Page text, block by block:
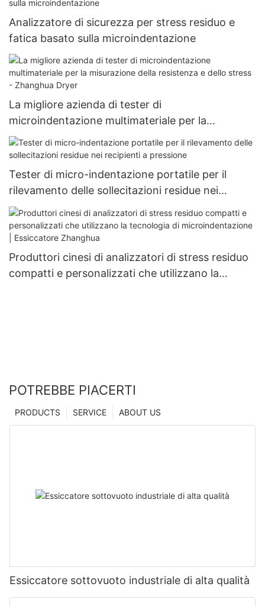
Analizzatore di sicurezza per stress residuo e
fatica basato sulla microindentazione
La migliore azienda di tester di
microindentazione multimateriale per la
misurazione della resistenza e dello stress -
Zhanghua Dryer
Tester di micro-indentazione portatile per il
rilevamento delle sollecitazioni residue nei
recipienti a pressione
Produttori cinesi di analizzatori di stress residuo
compatti e personalizzati che utilizzano la
POTREBBE PIACERTI
ABOUT US
SERVICE
PRODUCTS
Essiccatore sottovuoto industriale di alta qualità